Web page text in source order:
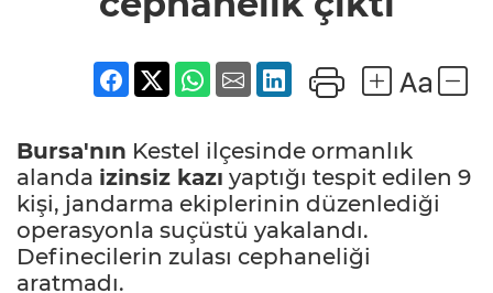
Bursa'nın Kestel ilçesinde ormanlık
alanda izinsiz kazı yaptığı tespit edilen 9
kişi, jandarma ekiplerinin düzenlediği
operasyonla suçüstü yakalandı.
Definecilerin zulası cephaneliği
aratmadı.